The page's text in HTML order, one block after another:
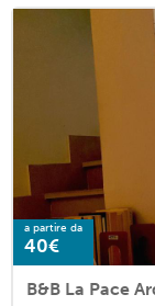
a partire da
40€
B&B La Pace